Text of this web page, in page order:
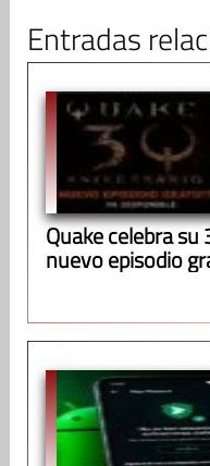
Entradas
Quake celebra
nuevo episodio